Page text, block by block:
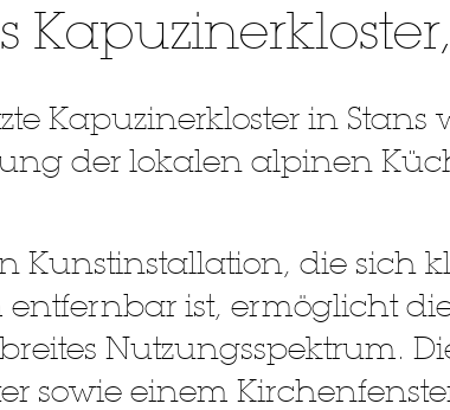
Kapuzinerkloster in Stans
der lokalen alpinen
Kunstinstallation, die sich
ist, ermöglicht
Nutzungsspektrum.
sowie einem